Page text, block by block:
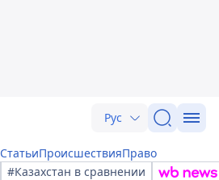
Рус
СтатьиПроисшествияПраво
#Казахстан в сравнении